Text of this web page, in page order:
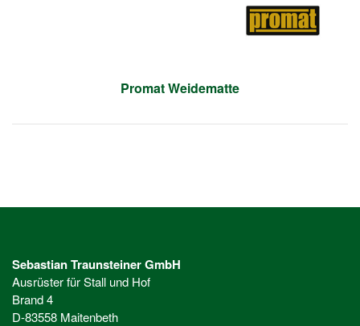
Promat Weidematte
Sebastian Traunsteiner GmbH
Ausrüster für Stall und Hof
Brand 4
D-83558 Maitenbeth